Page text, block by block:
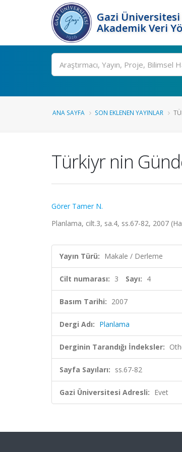
Gazi Üniversitesi
Akademik Veri
Ara
ANA SAYFA SON EKLENEN YAYINLAR
Türkiyr nin
Görer Tamer N.
Planlama, cilt.3, sa.4, ss.67-82, 2007
Yayın Türü: Makale / Derleme
Cilt numarası: 3 Sayı: 4
Basım Tarihi: 2007
Dergi Adı: Planlama
Derginin Tarandığı İndeksler:
Sayfa Sayıları: ss.67-82
Gazi Üniversitesi Adresli: Evet